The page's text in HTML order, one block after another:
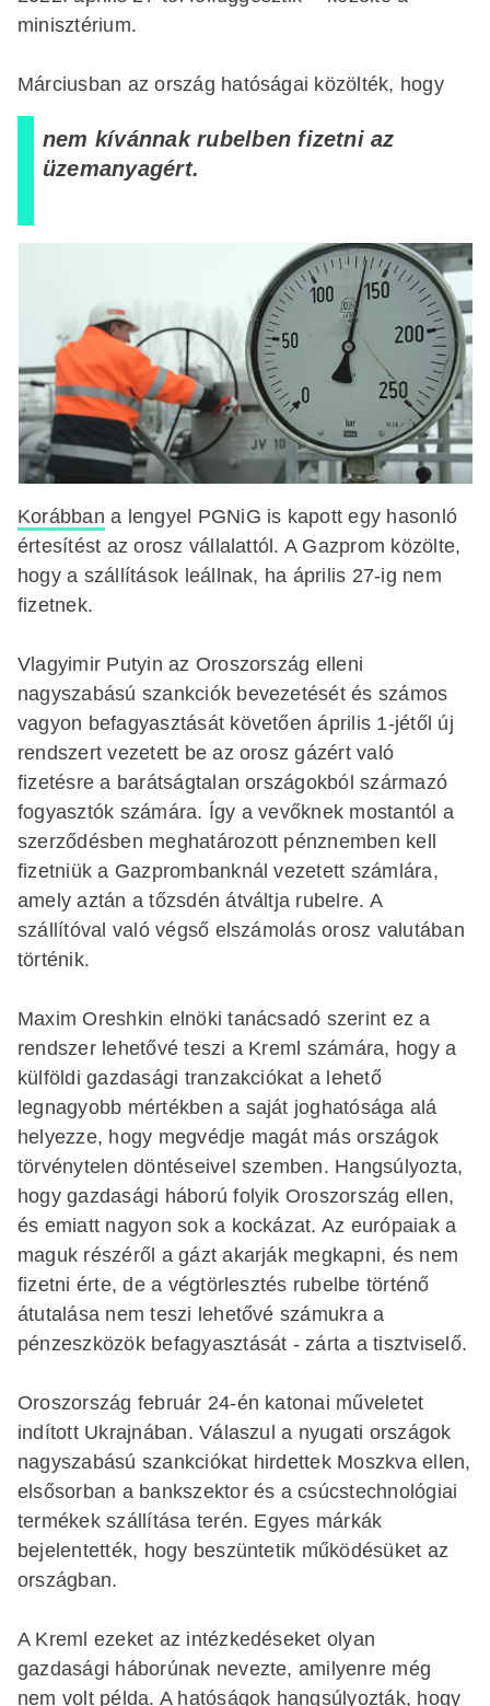
minisztérium.
Márciusban az ország hatóságai közölték, hogy
nem kívánnak rubelben fizetni az
üzemanyagért.
Korábban a lengyel PGNiG is kapott egy hasonló
értesítést az orosz vállalattól. A Gazprom közölte,
hogy a szállítások leállnak, ha április 27-ig nem
fizetnek.
Vlagyimir Putyin az Oroszország elleni
nagyszabású szankciók bevezetését és számos
vagyon befagyasztását követően április 1-jétől új
rendszert vezetett be az orosz gázért való
fizetésre a barátságtalan országokból származó
fogyasztók számára. Így a vevőknek mostantól a
szerződésben meghatározott pénznemben kell
fizetniük a Gazprombanknál vezetett számlára,
amely aztán a tőzsdén átváltja rubelre. A
szállítóval való végső elszámolás orosz valutában
történik.
Maxim Oreshkin elnöki tanácsadó szerint ez a
rendszer lehetővé teszi a Kreml számára, hogy a
külföldi gazdasági tranzakciókat a lehető
legnagyobb mértékben a saját joghatósága alá
helyezze, hogy megvédje magát más országok
törvénytelen döntéseivel szemben. Hangsúlyozta,
hogy gazdasági háború folyik Oroszország ellen,
és emiatt nagyon sok a kockázat. Az európaiak a
maguk részéről a gázt akarják megkapni, és nem
fizetni érte, de a végtörlesztés rubelbe történő
átutalása nem teszi lehetővé számukra a
pénzeszközök befagyasztását - zárta a tisztviselő.
Oroszország február 24-én katonai műveletet
indított Ukrajnában. Válaszul a nyugati országok
nagyszabású szankciókat hirdettek Moszkva ellen,
elsősorban a bankszektor és a csúcstechnológiai
termékek szállítása terén. Egyes márkák
bejelentették, hogy beszüntetik működésüket az
országban.
A Kreml ezeket az intézkedéseket olyan
gazdasági háborúnak nevezte, amilyenre még
nem volt példa. A hatóságok hangsúlyozták, hogy